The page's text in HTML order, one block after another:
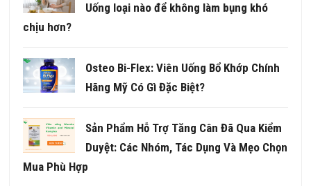
Uống loại nào để không làm bụng khó
chịu hơn?
Osteo Bi-Flex: Viên Uống Bổ Khớp Chính
Hãng Mỹ Có Gì Đặc Biệt?
Sản Phẩm Hỗ Trợ Tăng Cân Đã Qua Kiểm
Duyệt: Các Nhóm, Tác Dụng Và Mẹo Chọn
Mua Phù Hợp